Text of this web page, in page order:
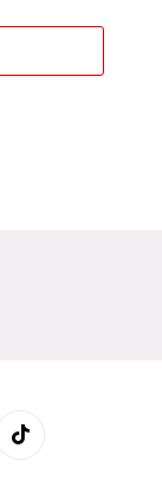
TikTok